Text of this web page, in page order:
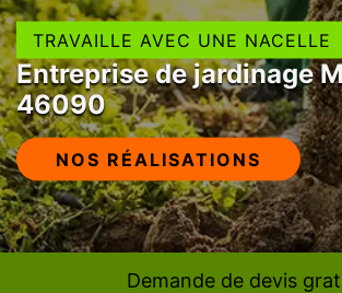
TRAVAILLE AVEC UNE NACELLE
Entreprise de jardinage
46090
NOS RÉALISATIONS
Demande de devis